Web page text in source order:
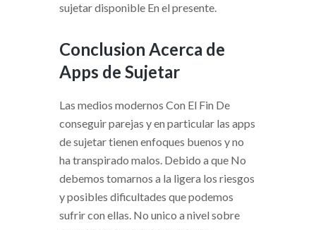
sujetar disponible En el presente.
Conclusion Acerca de
Apps de Sujetar
Las medios modernos Con El Fin De
conseguir parejas y en particular las apps
de sujetar tienen enfoques buenos y no
ha transpirado malos. Debido a que No
debemos tomarnos a la ligera los riesgos
y posibles dificultades que podemos
sufrir con ellas. No unico a nivel sobre